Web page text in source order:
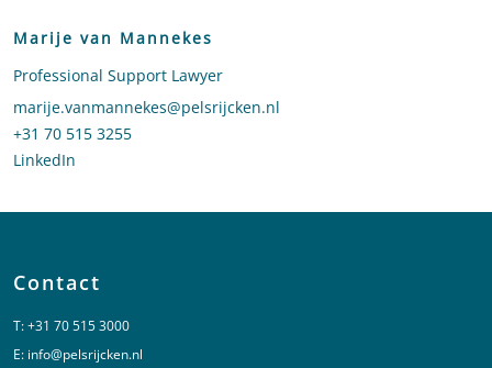
Marije van Mannekes
Professional Support Lawyer
Stuur een e-mail naar Marije van Mannekes
marije.vanmannekes@pelsrijcken.nl
Bel naar Marije van Mannekes
+31 70 515 3255
LinkedIn
Contact
T:+31 70 515 3000
E: info@pelsrijcken.nl